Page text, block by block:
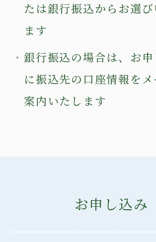
たは銀行振込からお選
ます
銀行振込の場合は、お
に振込先の口座情報を
案内いたします
お申し込み